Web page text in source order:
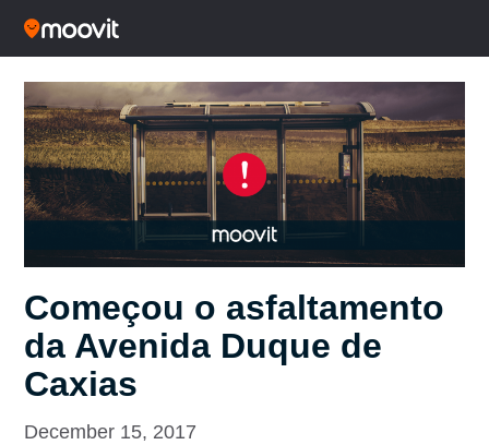
Começou o asfaltamento
da Avenida Duque de
Caxias
December 15, 2017